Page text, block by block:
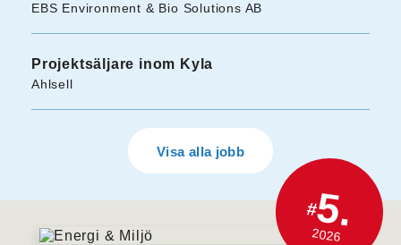
EBS Environment & Bio Solutions AB
Projektsäljare inom Kyla
Ahlsell
Visa alla jobb
#5.
2026